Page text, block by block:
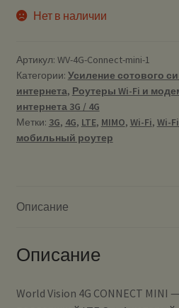
Нет в наличии
Артикул: WV-4G-Connect-mini-1
Категории: Усиление сотового
интернета, Роутеры Wi-Fi и
интернета 3G / 4G
Метки: 3G, 4G, LTE, MIMO, Wi-Fi, Wi-
мобильный роутер
Описание
Описание
World Vision 4G CONNECT